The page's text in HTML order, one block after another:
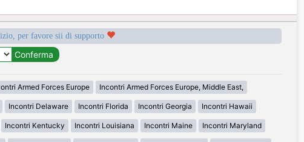
per favore sii di supporto
Armed Forces Europe Incontri Armed Forces Europe, Middle East,
Incontri Delaware Incontri Florida Incontri Georgia Incontri Hawaii
Incontri Kentucky Incontri Louisiana Incontri Maine Incontri Maryland